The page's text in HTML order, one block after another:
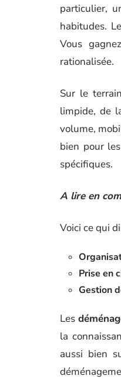
particulier,
habitudes.
Vous
rationalisée.
Sur le
limpide, de
volume,
bien pour
spécifiques.
A lire en
Voici ce qui
Prise en
Gestion
Les
la
aussi bien